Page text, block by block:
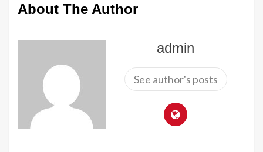
About The Author
admin
See author's posts